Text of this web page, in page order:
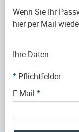
Wenn Sie Ihr
hier per Mail
Ihre Daten
* Pflichtfelder
E-Mail *